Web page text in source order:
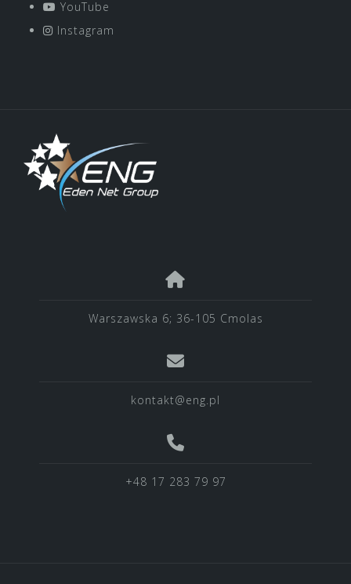
YouTube
Instagram
Warszawska 6; 36-105 Cmolas
kontakt@eng.pl
+48 17 283 79 97